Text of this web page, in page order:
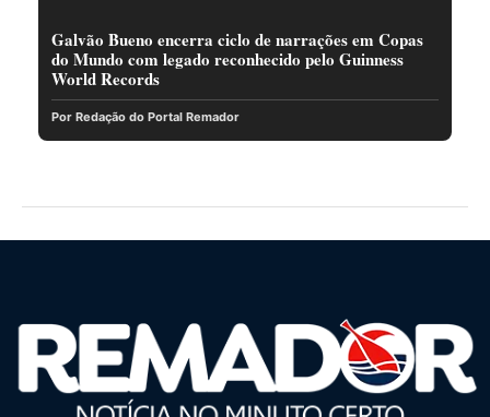
Galvão Bueno encerra ciclo de narrações em Copas
do Mundo com legado reconhecido pelo Guinness
World Records
Por Redação do Portal Remador